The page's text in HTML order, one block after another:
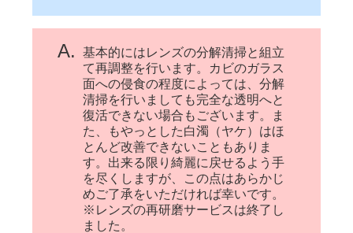
A.
基本的にはレンズの分解清掃と組立
て再調整を行います。カビのガラス
面への侵食の程度によっては、分解
清掃を行いましても完全な透明へと
復活できない場合もございます。ま
た、もやっとした白濁（ヤケ）はほ
とんど改善できないこともありま
す。出来る限り綺麗に戻せるよう手
を尽くしますが、この点はあらかじ
めご了承をいただければ幸いです。
※レンズの再研磨サービスは終了し
ました。